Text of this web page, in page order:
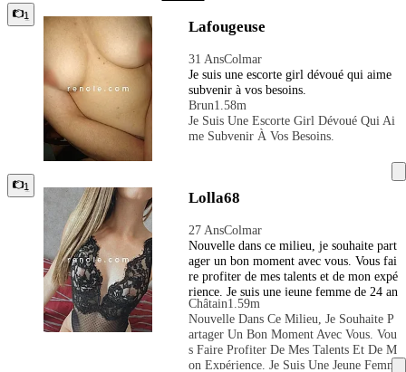
ai à toutes vos attentes de la manière la p
ous échapper de votre routine et que vou
s voulez profiter de moi, avec moi, vous
passerez un moment merveilleux et vous
ne le regretterez pas !!!
Ter À De Nouvelles Aventures, Un Bon S
S Avez Des Exigences Uniques, Faites-L
E Moi Savoir Et J'irai En Profondeur Po
Ur Vous Découvrir Les Fantasmes Et Les
Désirs Les Plus Cachés. Je Répondrai À
Toutes Vos Attentes De La Manière La P
Lus Impeccable.Lorsque Vous Souhaitez
Vous Voulez Profiter De Moi, Avec Moi,
Et Vous Ne Le Regretterez Pas !!!
1
Lafougeuse
31 AnsColmar
Je suis une escorte girl dévoué qui aime
subvenir à vos besoins.
Brun1.58m
Je Suis Une Escorte Girl Dévoué Qui Ai
Me Subvenir À Vos Besoins.
1
Lolla68
27 AnsColmar
Nouvelle dans ce milieu, je souhaite part
ager un bon moment avec vous. Vous fai
re profiter de mes talents et de mon expé
rience. Je suis une jeune femme de 24 an
s, coquette et jolie. Mes photos sont 100
% réelles et sont récentes. Nous pouvons
nous rencontrer à l’hôtel ou à votre dom
icile, souhaitant rester discrète, je ne reç
ois pas. Le premier contact se fera uniqu
Châtain1.59m
Nouvelle Dans Ce Milieu, Je Souhaite P
Artager Un Bon Moment Avec Vous. Vou
S Faire Profiter De Mes Talents Et De M
On Expérience. Je Suis Une Jeune Femm